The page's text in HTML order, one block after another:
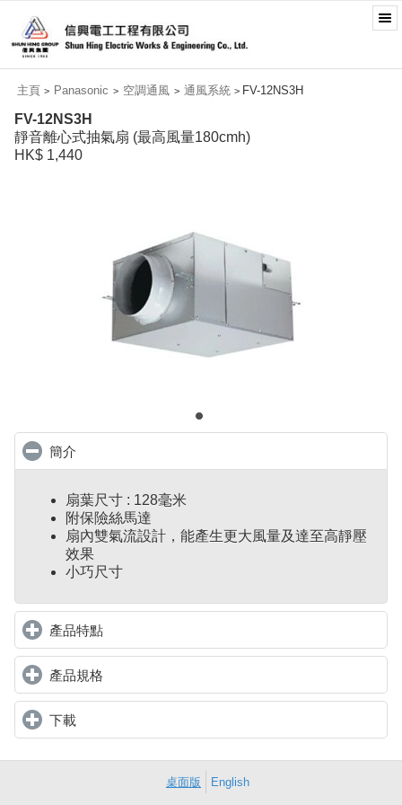
主頁 > Panasonic > 空調通風 > 通風系統 > FV-12NS3H
FV-12NS3H
靜音離心式抽氣扇 (最高風量180cmh)
HK$ 1,440
簡介
扇葉尺寸 : 128毫米
附保險絲馬達
扇內雙氣流設計，能產生更大風量及達至高靜壓
效果
小巧尺寸
產品特點click to expand contents
產品規格
下載click to expand contents
桌面版 English